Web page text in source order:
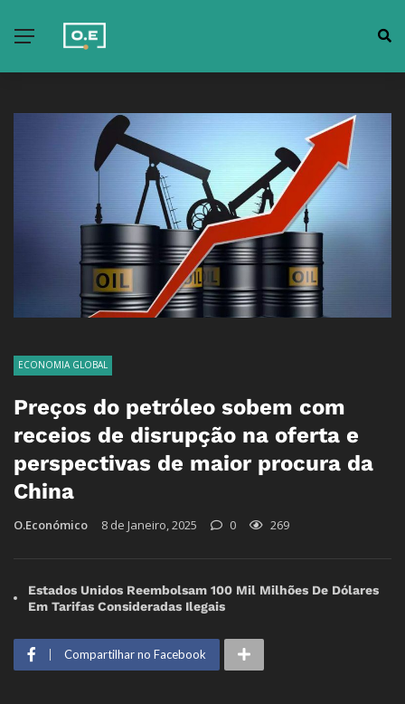
ECONOMIA GLOBAL
Preços do petróleo sobem com
receios de disrupção na oferta e
perspectivas de maior procura da
China
O.Económico 8 de Janeiro, 2025 0 269
Estados Unidos Reembolsam 100 Mil Milhões De Dólares
Em Tarifas Consideradas Ilegais
Compartilhar no Facebook